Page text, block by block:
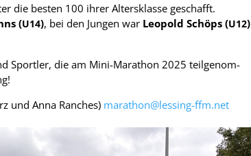
die bes­ten 100 ihrer Alters­klasse geschafft.
(U14), bei den Jun­gen war Leo­pold Schöps (U12)
Sport­ler, die am Mini-Mara­thon 2025 teil­ge­nom­
und Anna Ran­ches) marathon@lessing-ffm.net